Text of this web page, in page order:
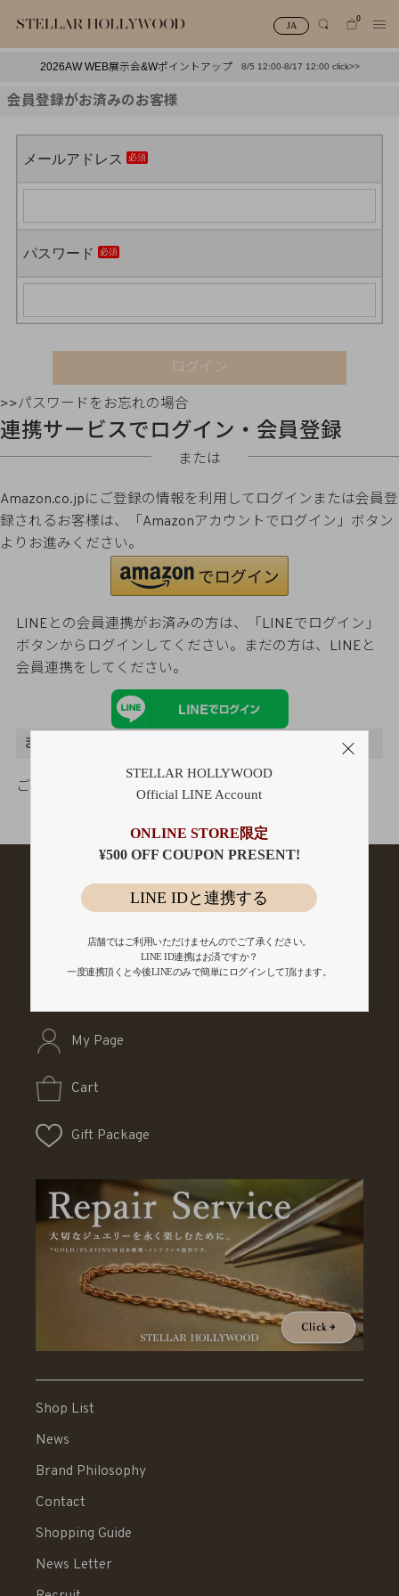
JA
0
2026AW WEB展示会&Wポイントアップ 8/5 12:00-8/17 12:00 click>>
会員登録がお済みのお客様
メールアドレス
パスワード
ログイン
>>パスワードをお忘れの場合
連携サービスでログイン・会員登録
または
Amazon.co.jpにご登録の情報を利用してログインまたは会員登
録されるお客様は、「Amazonアカウントでログイン」ボタン
よりお進みください。
LINEとの会員連携がお済みの方は、「LINEでログイン」
ボタンからログインしてください。まだの方は、
LINEと
会員連携をしてください。
まだご登録がお済みでないお客様
ご購入金額の3％をポイント還元
My Page
Cart
Gift Package
Shop List
News
Brand Philosophy
Contact
Shopping Guide
News Letter
STELLAR HOLLYWOOD
Official LINE Account
ONLINE STORE限定
¥500 OFF COUPON PRESENT!
LINE IDと連携する
店舗ではご利用いただけませんのでご了承ください。
LINE ID連携はお済ですか？
一度連携頂くと今後LINEのみで簡単にログインして頂けます。